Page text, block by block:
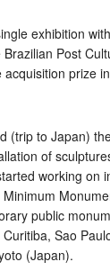
exhibition
Post
prize
(trip to Japan)
of
working on
public
Sao
(Japan).